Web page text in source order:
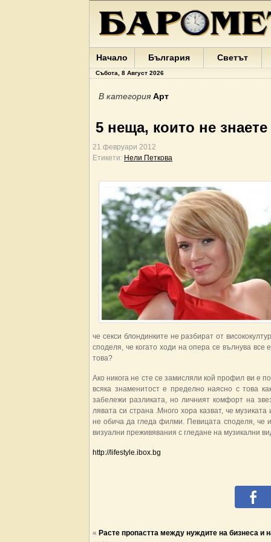
Начало България Светът
Събота, 8 Август 2026
В категория Арт
5 неща, които не
21 февруари 2012
Етикети: Нели Петкова
че секси блондинките не разбират от
споделя, че когато ходи на опера се вълнува
това?
Ако никога не сте се замисляли кой профил ви е
всяка знаменитост е пределно наясно с това
забележи разликата, но личният комфорт на
лявата си страна .Много хора казват, че
не обича да гледа филми. Певицата споделя, че
визуални преживявания с гледане на музикални
http://lifestyle.ibox.bg
« Расте пропастта между нуждите на бизнеса и